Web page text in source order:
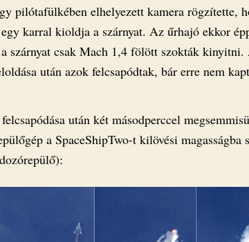
pilótafülkében elhelyezett kamera rögzítette,
karral kioldja a szárnyat. Az űrhajó ekkor
a szárnyat csak Mach 1,4 fölött szokták kinyitni.
után azok felcsapódtak, bár erre nem
után két másodperccel
a SpaceShipTwo-t kilövési magasságba